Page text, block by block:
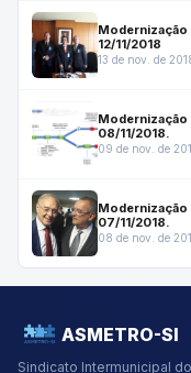
Modernização
12/11/2018
13 de nov. de
Modernização
08/11/2018.
09 de nov. de
Modernização
07/11/2018.
08 de nov. de
ASMETRO-SI
Sindicato Intermunicipal